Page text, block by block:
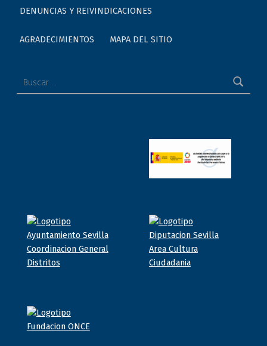
DENUNCIAS Y REIVINDICACIONES
AGRADECIMIENTOS MAPA DEL SITIO